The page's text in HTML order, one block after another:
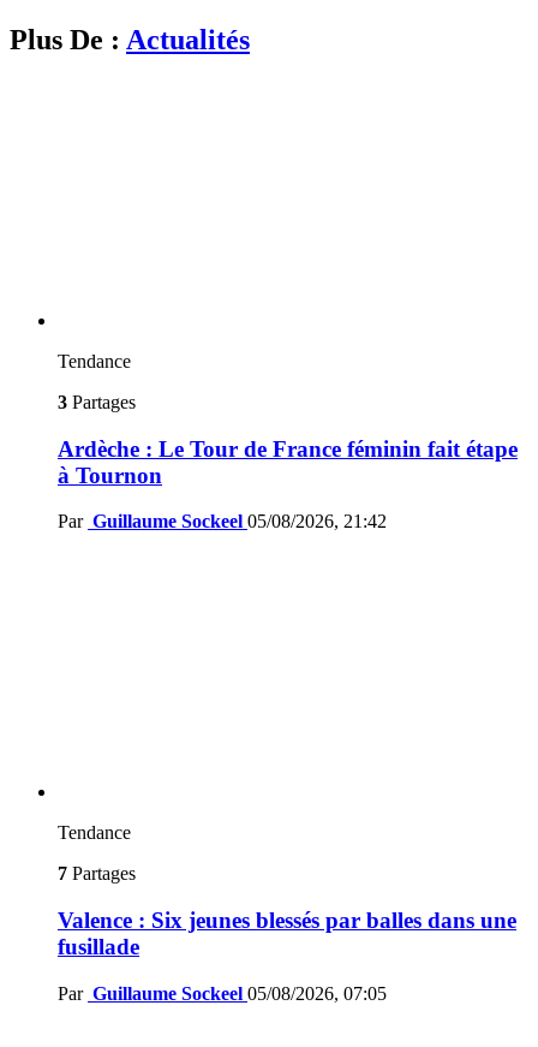
Plus De : Actualités
Tendance
3 Partages
Ardèche : Le Tour de France féminin fait étape
à Tournon
Par Guillaume Sockeel 05/08/2026, 21:42
Tendance
7 Partages
Valence : Six jeunes blessés par balles dans une
fusillade
Par Guillaume Sockeel 05/08/2026, 07:05